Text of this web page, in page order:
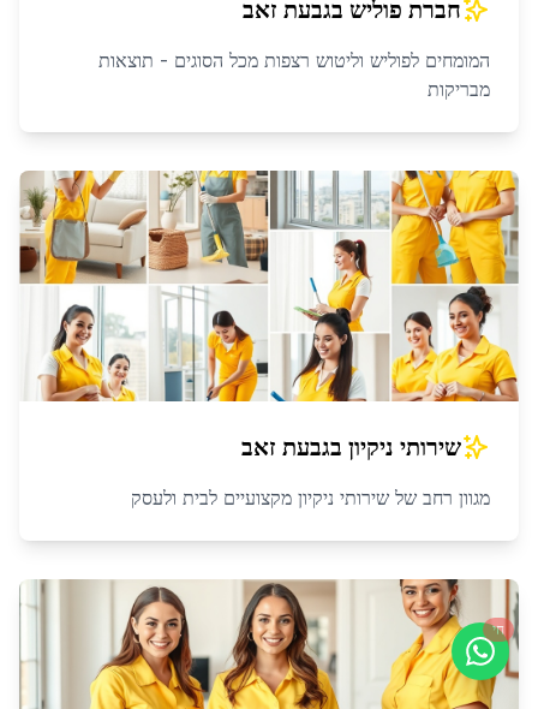
חברת פוליש בגבעת זאב
המומחים לפוליש וליטוש רצפות מכל הסוגים - תוצאות
מבריקות
שירותי ניקיון בגבעת זאב
מגוון רחב של שירותי ניקיון מקצועיים לבית ולעסק
חי